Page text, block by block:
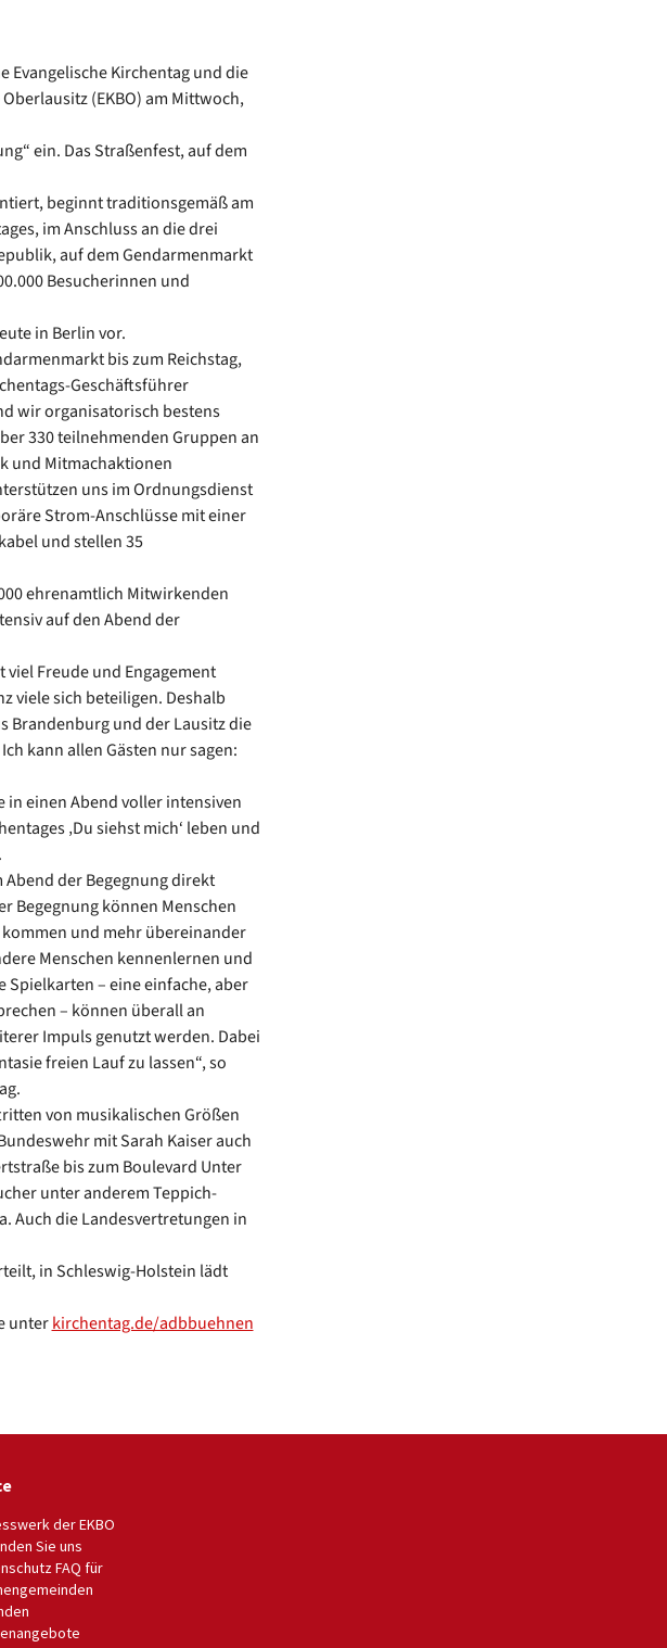
Evangelische Kirchentag und die
(EKBO) am Mittwoch,
ein. Das Straßenfest, auf dem
beginnt traditionsgemäß am
im Anschluss an die drei
auf dem Gendarmenmarkt
Besucherinnen und
in Berlin vor.
bis zum Reichstag,
Geschäftsführer
wir organisatorisch bestens
330 teilnehmenden Gruppen an
und Mitmachaktionen
uns im Ordnungsdienst
Strom-Anschlüsse mit einer
und stellen 35
ehrenamtlich Mitwirkenden
auf den Abend der
Freude und Engagement
viele sich beteiligen. Deshalb
Brandenburg und der Lausitz die
kann allen Gästen nur sagen:
in einen Abend voller intensiven
‚Du siehst mich‘ leben und
der Begegnung direkt
Begegnung können Menschen
und mehr übereinander
Menschen kennenlernen und
Spielkarten – eine einfache, aber
– können überall an
Impuls genutzt werden. Dabei
freien Lauf zu lassen“, so
von musikalischen Größen
mit Sarah Kaiser auch
bis zum Boulevard Unter
unter anderem Teppich-
Auch die Landesvertretungen in
in Schleswig-Holstein lädt
unterkirchentag.de/adbbuehnen
der EKBO
Sie uns
FAQ für